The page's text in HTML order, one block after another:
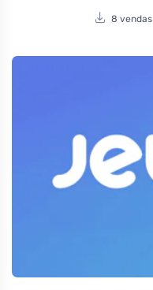
8 vendas